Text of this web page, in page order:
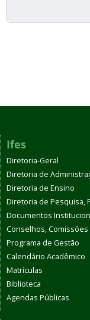
Ifes
Diretoria-Geral
Diretoria de
Diretoria de Ensino
Diretoria de Pesquisa,
Documentos
Conselhos, Comissões
Programa de Gestão
Calendário Acadêmico
Matrículas
Biblioteca
Agendas Públicas